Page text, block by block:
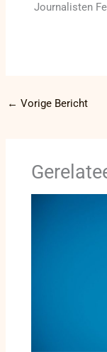
Journalisten
← Vorige Bericht